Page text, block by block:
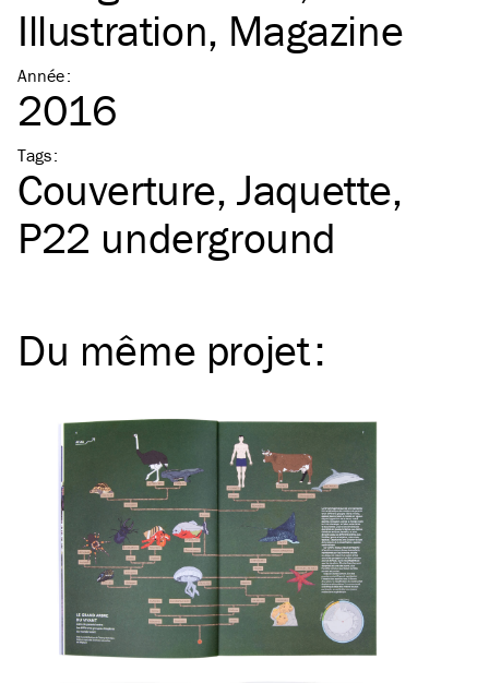
Illustration Magazine
Année:
2016
Tags:
Couverture Jaquette
P22 underground
Du même projet: